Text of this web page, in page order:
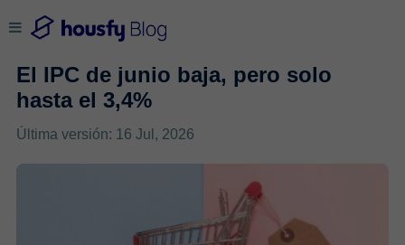
El IPC de junio baja, pero solo
hasta el 3,4%
Última versión: 16 Jul, 2026